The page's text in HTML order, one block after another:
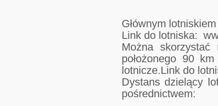
Głównym
Link do lotniska:
Można
położonego 90
lotnicze.Link do
Dystans dzielący
pośrednictwem: